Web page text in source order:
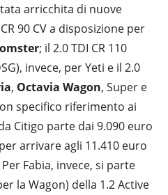
arricchita di nuove
90 CV a disposizione per
; il 2.0 TDI CR 110
invece, per Yeti e il 2.0
, Octavia Wagon, Super e
specifico riferimento ai
Citigo parte dai 9.090 euro
arrivare agli 11.410 euro
Fabia, invece, si parte
la Wagon) della 1.2 Active